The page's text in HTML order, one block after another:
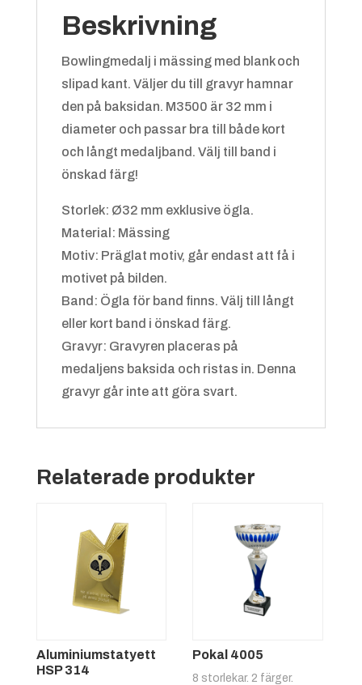
Blå/vit+4.25 kr
Grön/vit 4.25 kr
Röd/gul 4.25 kr
Beskrivning
Bowlingmedalj i mässing med blank och
slipad kant. Väljer du till gravyr hamnar
den på baksidan. M3500 är 32 mm i
diameter och passar bra till både kort
och långt medaljband. Välj till band i
önskad färg!
Storlek: Ø32 mm exklusive ögla.
Material: Mässing
Motiv: Präglat motiv, går endast att få i
motivet på bilden.
Band: Ögla för band finns. Välj till långt
eller kort band i önskad färg.
Gravyr: Gravyren placeras på
medaljens baksida och ristas in. Denna
gravyr går inte att göra svart.
Relaterade produkter
Aluminiumstatyett
HSP 314
Pokal 4005
8 storlekar. 2 färger.